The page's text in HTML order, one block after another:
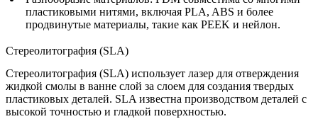
пластиковыми нитями, включая PLA, ABS и более
продвинутые материалы, такие как PEEK и нейлон.
Стереолитография (SLA)
Стереолитография (SLA) использует лазер для отверждения
жидкой смолы в ванне слой за слоем для создания твердых
пластиковых деталей. SLA известна производством деталей с
высокой точностью и гладкой поверхностью.